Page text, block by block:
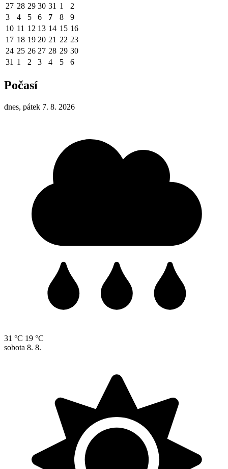
27 28 29 30 31 1
2
3
4 5 6 7 8
9
10 11 12 13 14 15 16
17 18 19 20 21 22 23
24 25 26 27 28 29 30
31 1 2 3 4 5 6
Počasí
dnes, pátek 7. 8. 2026
31 °C 19 °C
sobota 8. 8.